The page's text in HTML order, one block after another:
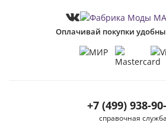
+7 (499) 938-
справочная служба
Оплачивай покупки